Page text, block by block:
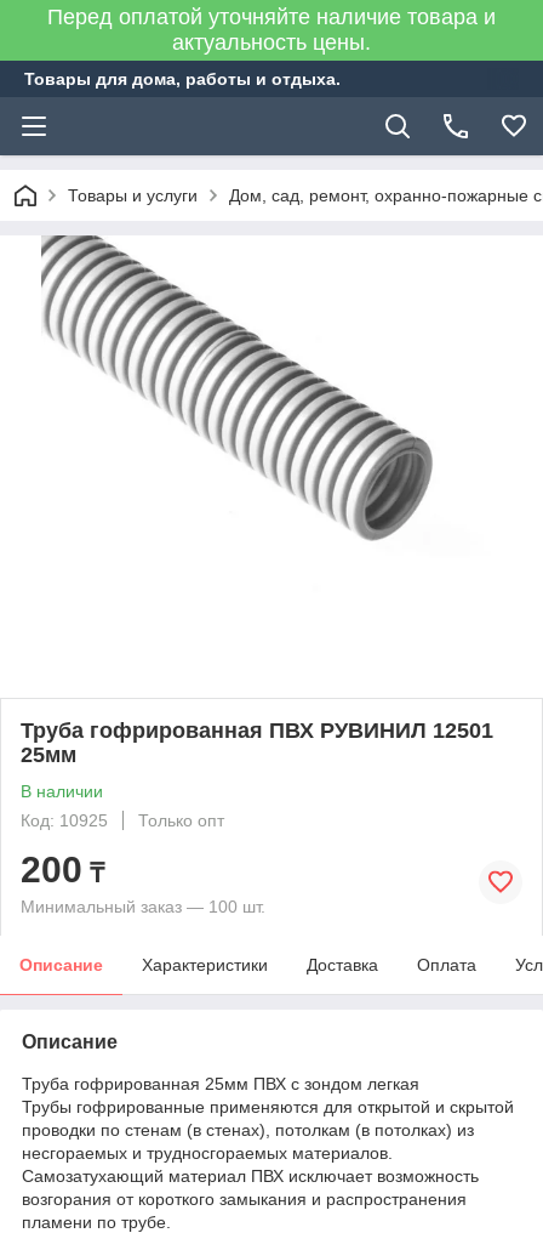
Перед оплатой уточняйте наличие товара и
актуальность цены.
Товары для дома, работы и отдыха.
Товары и услуги Дом, сад, ремонт, охранно-пожарные
Труба гофрированная ПВХ РУВИНИЛ 12501
25мм
В наличии
Код: 10925
Только опт
200 ₸
Минимальный заказ — 100 шт.
Описание Характеристики Доставка Оплата
Описание
Труба гофрированная 25мм ПВХ с зондом легкая
Трубы гофрированные применяются для открытой и скрытой
проводки по стенам (в стенах), потолкам (в потолках) из
несгораемых и трудносгораемых материалов.
Самозатухающий материал ПВХ исключает возможность
возгорания от короткого замыкания и распространения
пламени по трубе.